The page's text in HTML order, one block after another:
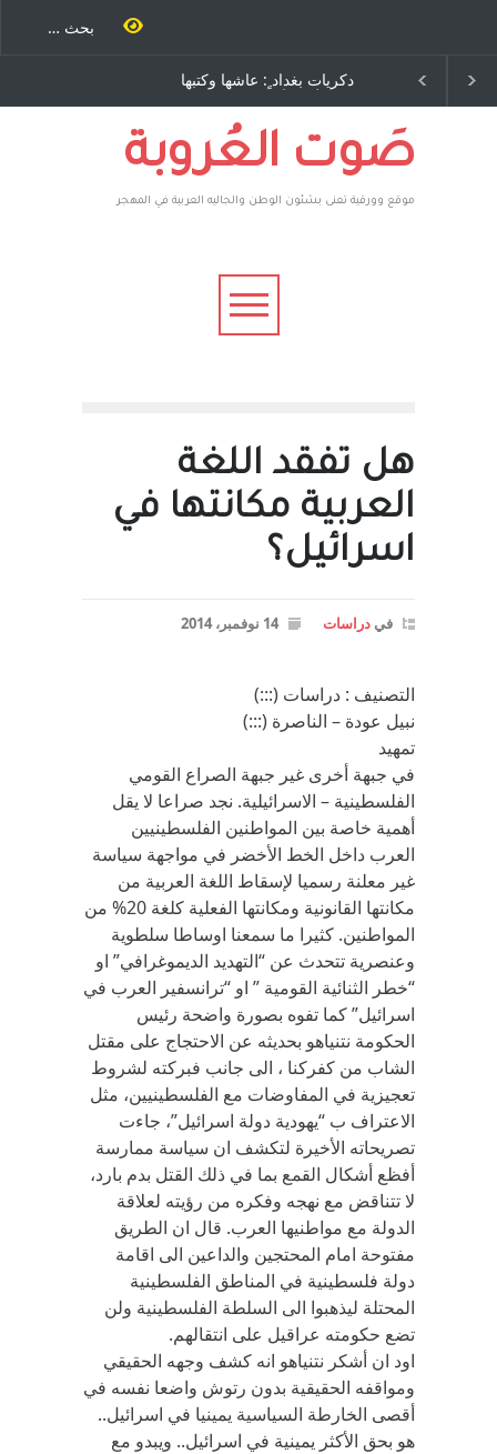
الاستيطان ومسلسل الخداع
المستمر - قلم : راسم عبيدات
عاشها وكتبها
الامريكية
صَوت العُروبة
موقع وورقية تعنى بشئون الوطن والجاليه العربية في المهجر
هل تفقد اللغة
العربية مكانتها في
اسرائيل؟
في دراسات 14 نوفمبر، 2014
التصنيف : دراسات (:::)
نبيل عودة – الناصرة (:::)
تمهيد
في جبهة أخرى غير جبهة الصراع القومي
الفلسطينية – الاسرائيلية. نجد صراعا لا يقل
أهمية خاصة بين المواطنين الفلسطينيين
العرب داخل الخط الأخضر في مواجهة سياسة
غير معلنة رسميا لإسقاط اللغة العربية من
مكانتها القانونية ومكانتها الفعلية كلغة 20% من
المواطنين. كثيرا ما سمعنا اوساطا سلطوية
وعنصرية تتحدث عن “التهديد الديموغرافي” او
“خطر الثنائية القومية ” او “ترانسفير العرب في
اسرائيل” كما تفوه بصورة واضحة رئيس
الحكومة نتنياهو بحديثه عن الاحتجاج على مقتل
الشاب من كفركنا ، الى جانب فبركته لشروط
تعجيزية في المفاوضات مع الفلسطينيين، مثل
الاعتراف ب “يهودية دولة اسرائيل”، جاءت
تصريحاته الأخيرة لتكشف ان سياسة ممارسة
أفظع أشكال القمع بما في ذلك القتل بدم بارد،
لا تتناقض مع نهجه وفكره من رؤيته لعلاقة
الدولة مع مواطنيها العرب. قال ان الطريق
مفتوحة امام المحتجين والداعين الى اقامة
دولة فلسطينية في المناطق الفلسطينية
المحتلة ليذهبوا الى السلطة الفلسطينية ولن
تضع حكومته عراقيل على انتقالهم.
اود ان أشكر نتنياهو انه كشف وجهه الحقيقي
ومواقفه الحقيقية بدون رتوش واضعا نفسه في
أقصى الخارطة السياسية يمينيا في اسرائيل..
هو بحق الأكثر يمينية في اسرائيل.. ويبدو مع